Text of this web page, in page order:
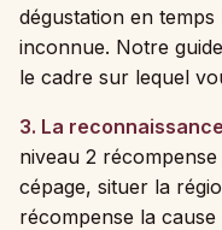
dégustation en
inconnue. Notre
le cadre sur lequel
3. La
niveau 2
cépage, situer la
récompense la